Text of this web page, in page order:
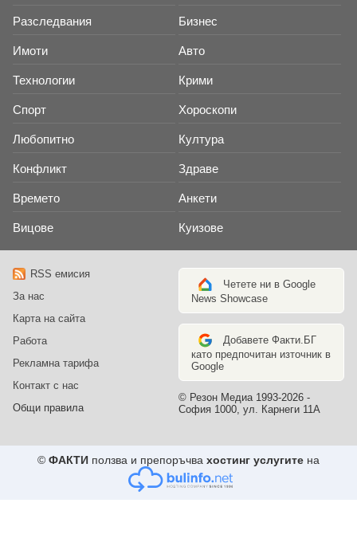
Разследвания Бизнес
Имоти Авто
Технологии Крими
Спорт Хороскопи
Любопитно Култура
Конфликт Здраве
Времето Анкети
Вицове Куизове
RSS емисия
За нас
Карта на сайта
Работа
Рекламна тарифа
Контакт с нас
Общи правила
Четете ни в Google
News Showcase
Добавете Факти.БГ
като предпочитан източник в
Google
© Резон Медиа 1993-2026 -
София 1000, ул. Карнеги 11А
© ФАКТИ ползва и препоръчва хостинг услугите на